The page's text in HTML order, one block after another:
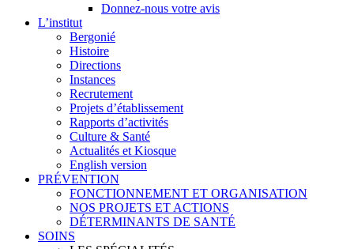
Donnez-nous votre avis
L’institut
Bergonié
Histoire
Directions
Instances
Recrutement
Projets d’établissement
Rapports d’activités
Culture & Santé
Actualités et Kiosque
English version
PRÉVENTION
FONCTIONNEMENT ET ORGANISATION
NOS PROJETS ET ACTIONS
DÉTERMINANTS DE SANTÉ
SOINS